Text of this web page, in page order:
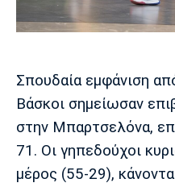
Cine Spot
Running
Media
Μπαρτσελόνα
Σπουδαία εμφάνιση
Βάσκοι σημείωσαν
στην Μπαρτσελόνα,
71. Οι γηπεδούχοι
μέρος (55-29),